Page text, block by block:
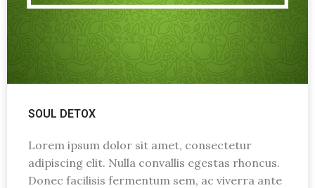
SOUL DETOX
Lorem ipsum dolor sit amet, consectetur
adipiscing elit. Nulla convallis egestas rhoncus.
Donec facilisis fermentum sem, ac viverra ante